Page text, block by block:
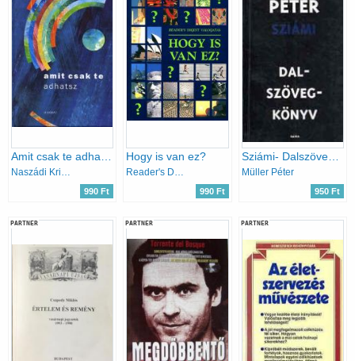
Naszádi Krisztina (vál.)
990 Ft
Hogy is van ez?
Reader's Digest Válogatás
990 Ft
Sziámi- Dalszövegkönyv
Müller Péter
950 Ft
PARTNER PARTNER PARTNER